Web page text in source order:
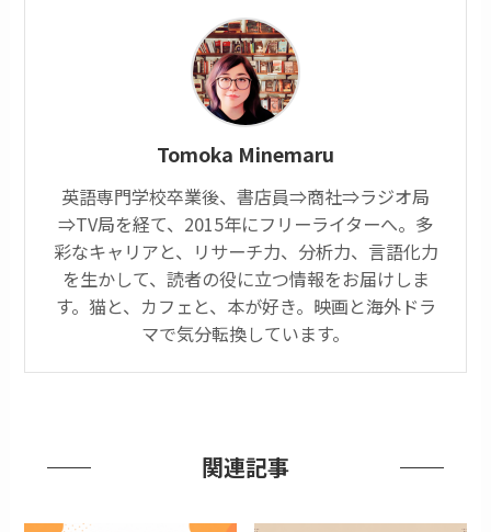
Tomoka Minemaru
英語専門学校卒業後、書店員⇒商社⇒ラジオ局
⇒TV局を経て、2015年にフリーライターへ。多
彩なキャリアと、リサーチ力、分析力、言語化力
を生かして、読者の役に立つ情報をお届けしま
す。猫と、カフェと、本が好き。映画と海外ドラ
マで気分転換しています。
関連記事